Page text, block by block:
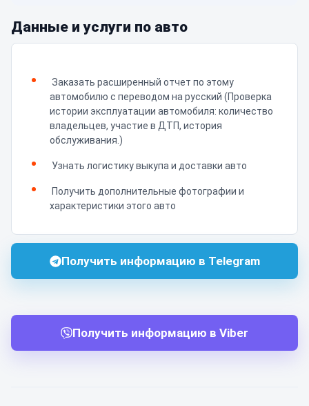
Данные и услуги по авто
Заказать расширенный отчет по этому
автомобилю с переводом на русский (Проверка
истории эксплуатации автомобиля: количество
владельцев, участие в ДТП, история
обслуживания.)
Узнать логистику выкупа и доставки авто
Получить дополнительные фотографии и
характеристики этого авто
Получить информацию в Telegram
Получить информацию в Viber